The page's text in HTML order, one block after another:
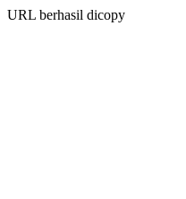
URL berhasil dicopy